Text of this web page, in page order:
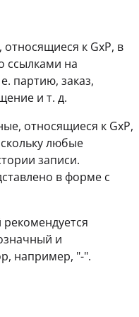
к GxP, в
ссылками на
партию, заказ,
и т. д.
относящиеся к GxP,
любые
записи.
в форме с
и
например, "-".